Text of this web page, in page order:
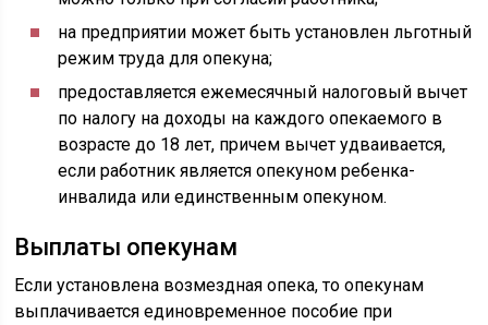
на предприятии может быть установлен льготный
режим труда для опекуна;
предоставляется ежемесячный налоговый вычет
по налогу на доходы на каждого опекаемого в
возрасте до 18 лет, причем вычет удваивается,
если работник является опекуном ребенка-
инвалида или единственным опекуном.
Выплаты опекунам
Если установлена возмездная опека, то опекунам
выплачивается единовременное пособие при